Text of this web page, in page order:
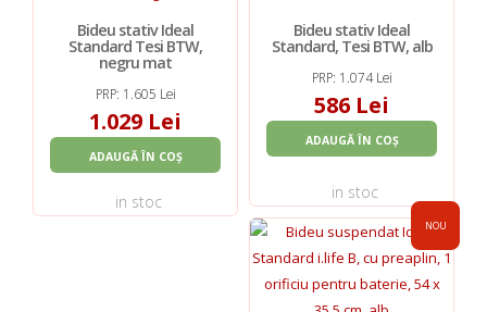
Bideu stativ Ideal
Standard Tesi BTW,
negru mat
PRP: 1.605 Lei
1.029 Lei
ADAUGĂ ÎN COȘ
in stoc
Bideu stativ Ideal
Standard, Tesi BTW, alb
PRP: 1.074 Lei
586 Lei
ADAUGĂ ÎN COȘ
in stoc
NOU